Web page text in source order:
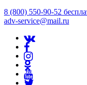
8 (800) 550-90-52
adv-service@mail.ru